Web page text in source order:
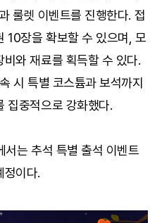
룰렛 이벤트를 진행한다. 접
10장을 확보할 수 있으며, 모
와 재료를 획득할 수 있다.
시 특별 코스튬과 보석까지
집중적으로 강화했다.
서는 추석 특별 출석 이벤트
정이다.